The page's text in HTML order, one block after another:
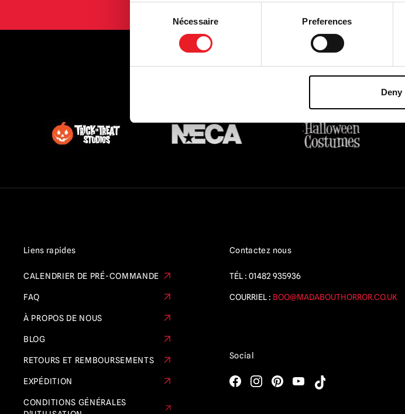
Nécessaire Preferences
Deny
STOCKISTES OFFICIELS DU
Liens rapides
CALENDRIER DE PRÉ-COMMANDE
FAQ
À PROPOS DE NOUS
BLOG
RETOURS ET REMBOURSEMENTS
EXPÉDITION
CONDITIONS GÉNÉRALES
Contactez nous
TÉL : 01482 935936
COURRIEL : BOO@MADABOUTHORROR.CO.UK
Social